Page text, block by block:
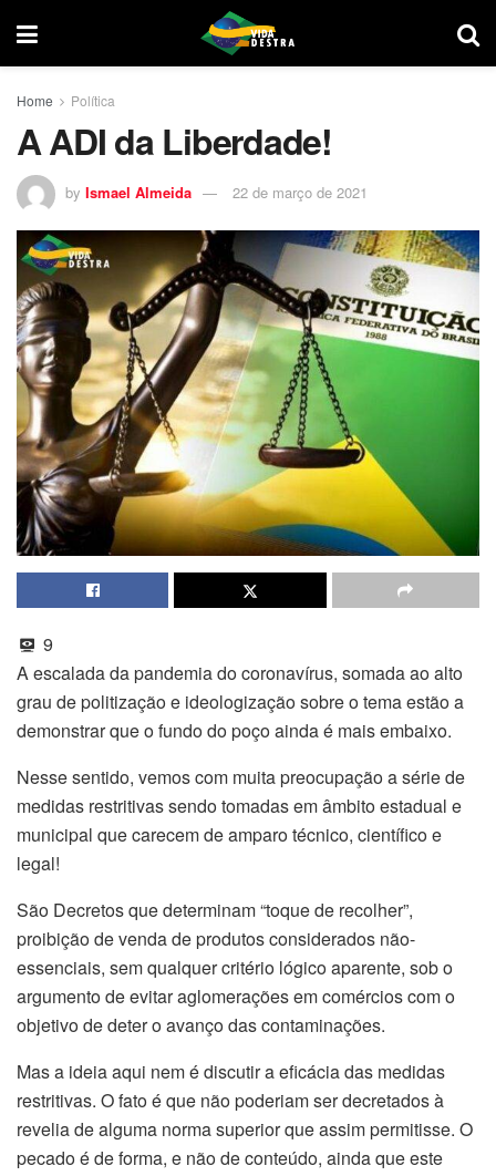
Home Política
A ADI da Liberdade!
by Ismael Almeida 22 de março de 2021
9
A escalada da pandemia do coronavírus, somada ao alto
grau de politização e ideologização sobre o tema estão a
demonstrar que o fundo do poço ainda é mais embaixo.
Nesse sentido, vemos com muita preocupação a série de
medidas restritivas sendo tomadas em âmbito estadual e
municipal que carecem de amparo técnico, científico e
legal!
São Decretos que determinam “toque de recolher”,
proibição de venda de produtos considerados não-
essenciais, sem qualquer critério lógico aparente, sob o
argumento de evitar aglomerações em comércios com o
objetivo de deter o avanço das contaminações.
Mas a ideia aqui nem é discutir a eficácia das medidas
restritivas. O fato é que não poderiam ser decretados à
revelia de alguma norma superior que assim permitisse. O
pecado é de forma, e não de conteúdo, ainda que este